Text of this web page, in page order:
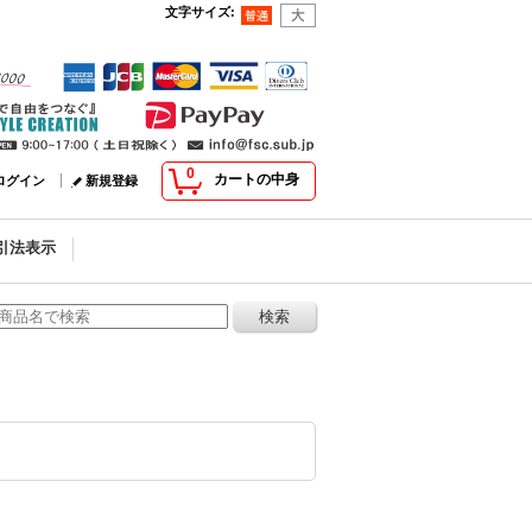
文字サイズ:
0 カートの中身
グイン 新規登録
法表示